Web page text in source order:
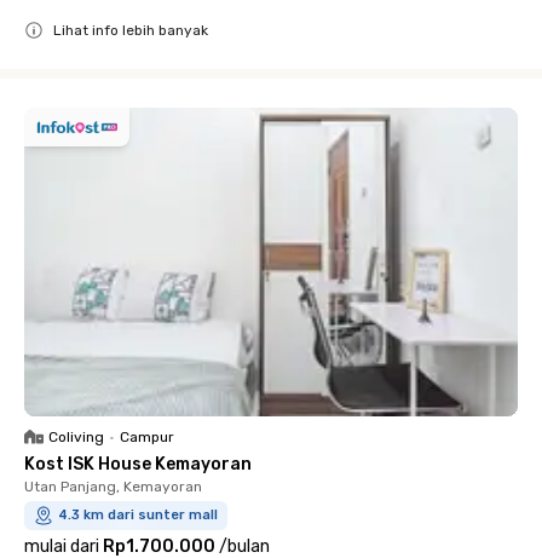
Lihat info lebih banyak
Coliving • Campur
Kost ISK House Kemayoran
Utan Panjang, Kemayoran
4.3 km dari sunter mall
mulai dari Rp1.700.000 /bulan